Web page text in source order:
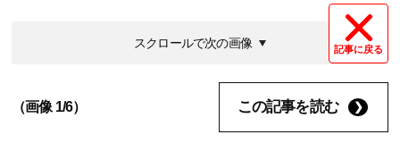
記事に戻る
スクロールで次の画像
（画像 1/6） この記事を読む